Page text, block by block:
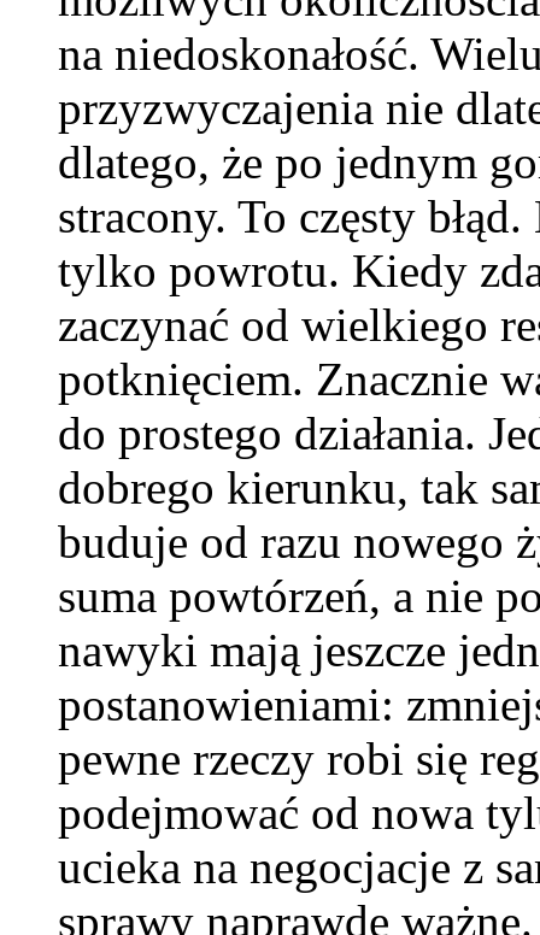
na niedoskonałość.
przyzwyczajenia nie
dlatego, że po jednym
stracony. To częsty
tylko powrotu. Kiedy
zaczynać od wielkiego
potknięciem. Znacznie
do prostego działania.
dobrego kierunku, tak
buduje od razu nowego
suma powtórzeń, a nie
nawyki mają jeszcze
postanowieniami:
pewne rzeczy robi się
podejmować od nowa
ucieka na negocjacje z
sprawy naprawdę